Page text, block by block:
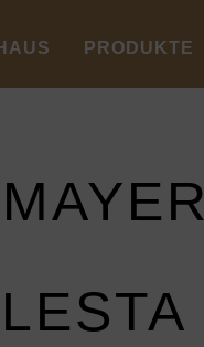
PRODUKTE